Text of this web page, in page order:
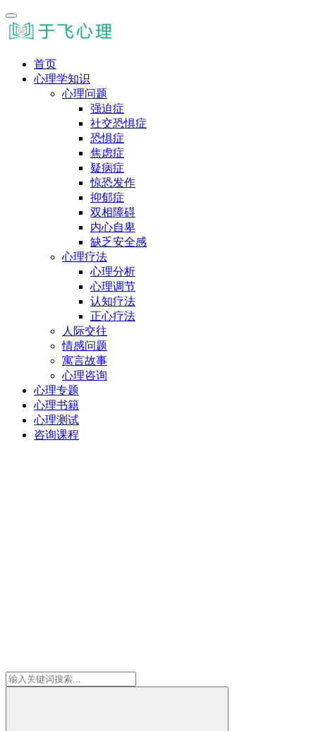
首页
心理学知识
心理问题
强迫症
社交恐惧症
恐惧症
焦虑症
疑病症
惊恐发作
抑郁症
双相障碍
内心自卑
缺乏安全感
心理疗法
心理分析
心理调节
认知疗法
正心疗法
人际交往
情感问题
寓言故事
心理咨询
心理专题
心理书籍
心理测试
咨询课程